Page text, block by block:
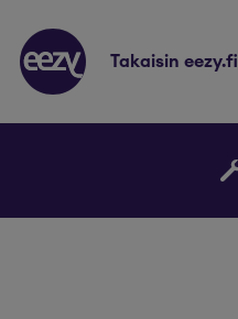
takaisin eezy.fi